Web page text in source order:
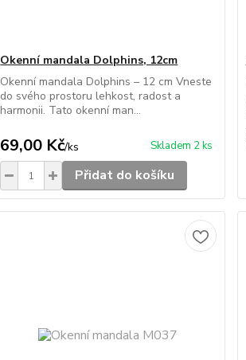
Okenní mandala Dolphins, 12cm
Okenní mandala Dolphins – 12 cm Vneste
do svého prostoru lehkost, radost a
harmonii. Tato okenní man...
69,00 Kč/ks Skladem 2 ks
Přidat do košíku